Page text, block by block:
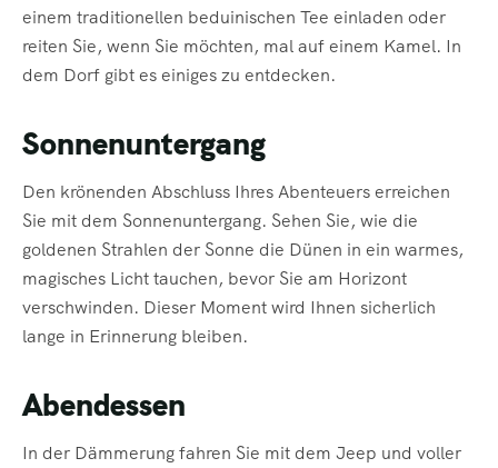
einem traditionellen beduinischen Tee einladen oder
reiten Sie, wenn Sie möchten, mal auf einem Kamel. In
dem Dorf gibt es einiges zu entdecken.
Sonnenuntergang
Den krönenden Abschluss Ihres Abenteuers erreichen
Sie mit dem Sonnenuntergang. Sehen Sie, wie die
goldenen Strahlen der Sonne die Dünen in ein warmes,
magisches Licht tauchen, bevor Sie am Horizont
verschwinden. Dieser Moment wird Ihnen sicherlich
lange in Erinnerung bleiben.
Abendessen
In der Dämmerung fahren Sie mit dem Jeep und voller